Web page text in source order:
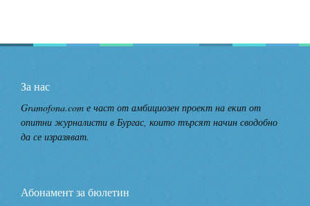
За нас
Gramofona.com е част от амбициозен проект на екип от
опитни журналисти в Бургас, които търсят начин сводобно
да се изразяват.
Абонамент за бюлетин